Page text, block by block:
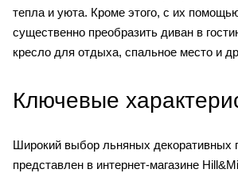
тепла и уюта. Кроме этого, с их
существенно преобразить диван в
кресло для отдыха, спальное место и
Ключевые
Широкий выбор льняных декоративных
представлен в интернет-магазине